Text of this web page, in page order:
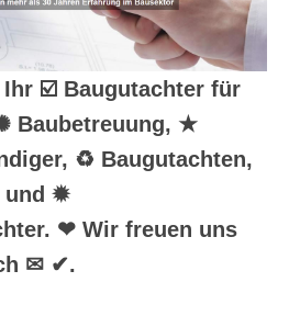
☑️ Baugutachter für
Baubetreuung, ★
♻ Baugutachten,
und ✹
❤ Wir freuen uns
✉ ✔.